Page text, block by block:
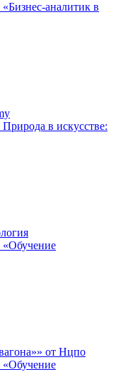
аналитик в
в искусстве:
от Нцпо